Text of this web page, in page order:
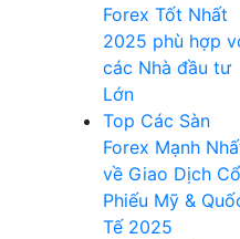
Forex Tốt Nhất
2025 phù hợp
các Nhà đầu tư
Lớn
Top Các Sàn
Forex Mạnh
về Giao Dịch Cổ
Phiếu Mỹ &
Tế 2025